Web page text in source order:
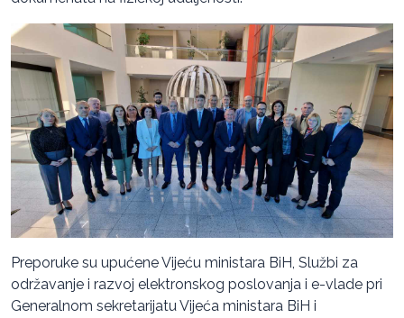
Preporuke su upućene Vijeću ministara BiH, Službi za
održavanje i razvoj elektronskog poslovanja i e-vlade pri
Generalnom sekretarijatu Vijeća ministara BiH i